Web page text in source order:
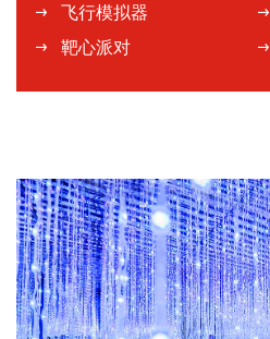
飞行模拟器
靶心派对